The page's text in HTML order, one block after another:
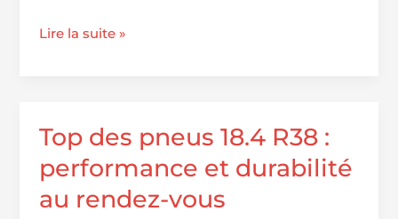
rendez-
Pression
Chevrolet
Epica
Lire la suite »
Top des pneus 18.4 R38 :
performance et durabilité
au rendez-vous